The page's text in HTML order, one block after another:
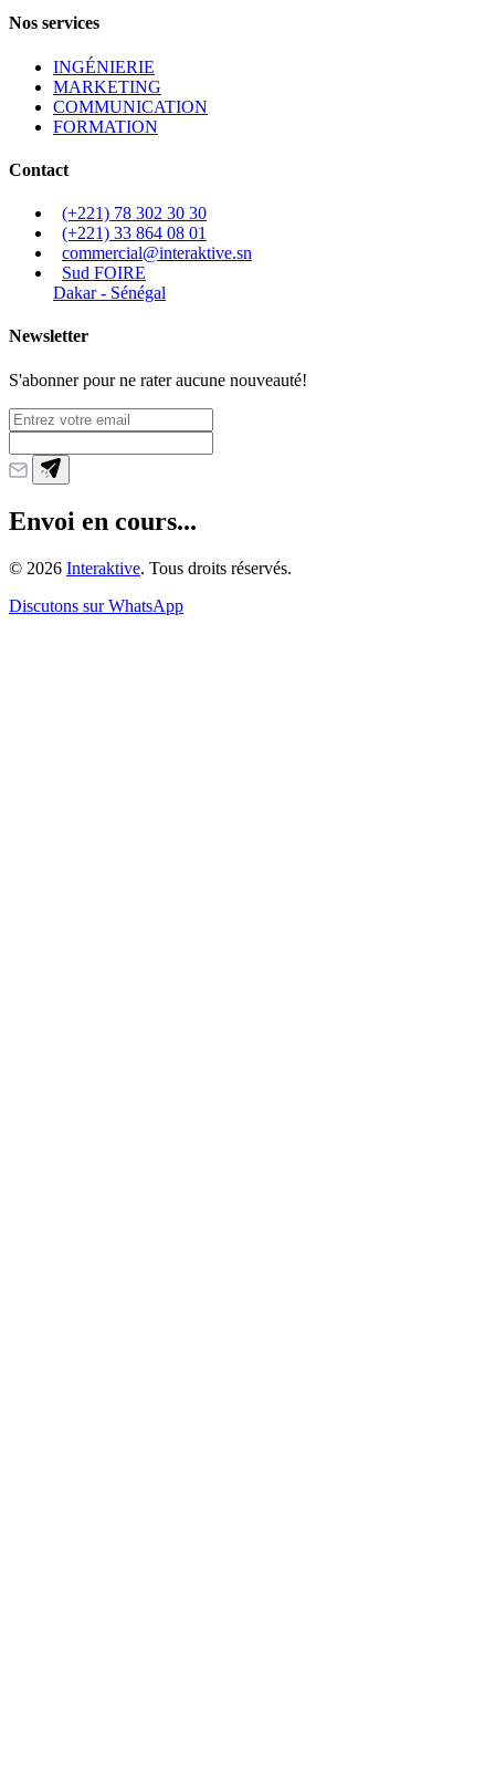
Nos services
INGÉNIERIE
MARKETING
COMMUNICATION
FORMATION
Contact
(+221) 78 302 30 30
(+221) 33 864 08 01
commercial@interaktive.sn
Sud FOIRE
Dakar - Sénégal
Newsletter
S'abonner pour ne rater aucune nouveauté!
Envoi en cours...
© 2026 Interaktive. Tous droits réservés.
Discutons sur WhatsApp